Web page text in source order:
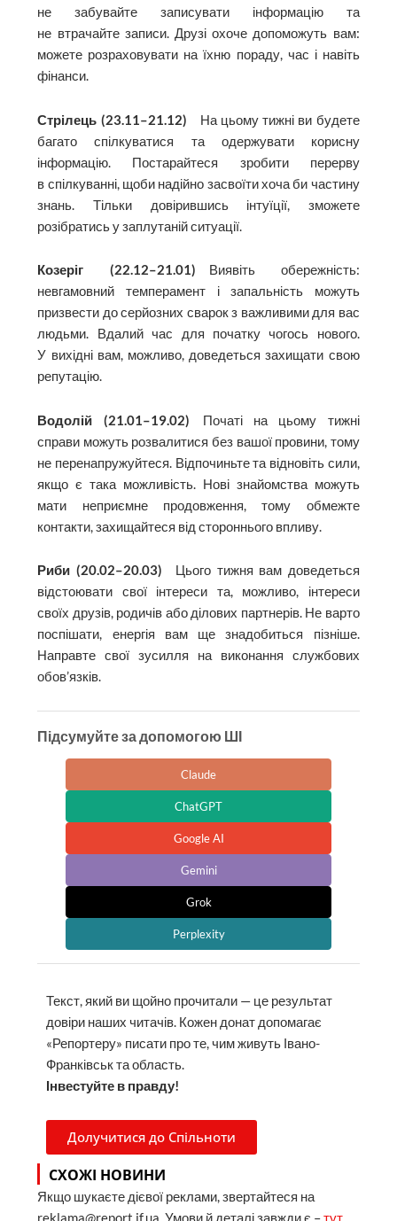
не забувайте записувати інформацію та
не втрачайте записи. Друзі охоче допоможуть вам:
можете розраховувати на їхню пораду, час і навіть
фінанси.
Стрілець (23.11–21.12) На цьому тижні ви будете
багато спілкуватися та одержувати корисну
інформацію. Постарайтеся зробити перерву
в спілкуванні, щоби надійно засвоїти хоча би частину
знань. Тільки довірившись інтуїції, зможете
розібратись у заплутаній ситуації.
Козеріг (22.12–21.01) Виявіть обережність:
невгамовний темперамент і запальність можуть
призвести до серйозних сварок з важливими для вас
людьми. Вдалий час для початку чогось нового.
У вихідні вам, можливо, доведеться захищати свою
репутацію.
Водолій (21.01–19.02) Початі на цьому тижні
справи можуть розвалитися без вашої провини, тому
не перенапружуйтеся. Відпочиньте та відновіть сили,
якщо є така можливість. Нові знайомства можуть
мати неприємне продовження, тому обмежте
контакти, захищайтеся від стороннього впливу.
Риби (20.02–20.03) Цього тижня вам доведеться
відстоювати свої інтереси та, можливо, інтереси
своїх друзів, родичів або ділових партнерів. Не варто
поспішати, енергія вам ще знадобиться пізніше.
Направте свої зусилля на виконання службових
обов’язків.
Підсумуйте за допомогою ШІ
Claude
ChatGPT
Google AI
Gemini
Grok
Perplexity
Текст, який ви щойно прочитали — це результат
довіри наших читачів. Кожен донат допомагає
«Репортеру» писати про те, чим живуть Івано-
Франківськ та область.
Інвестуйте в правду!
Долучитися до Спільноти
СХОЖІ НОВИНИ
Якщо шукаєте дієвої реклами, звертайтеся на
reklama@report.if.ua. Умови й деталі завжди є –тут